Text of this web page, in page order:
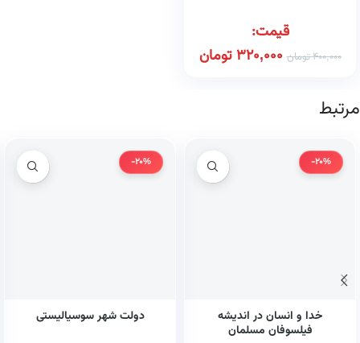
قیمت:
400,000تومان 320,000تومان
مرتبط
-20%
خدا و انسان در اندیشه
فیلسوفان مسلمان
-20%
دولت شهر سوسیالیستی